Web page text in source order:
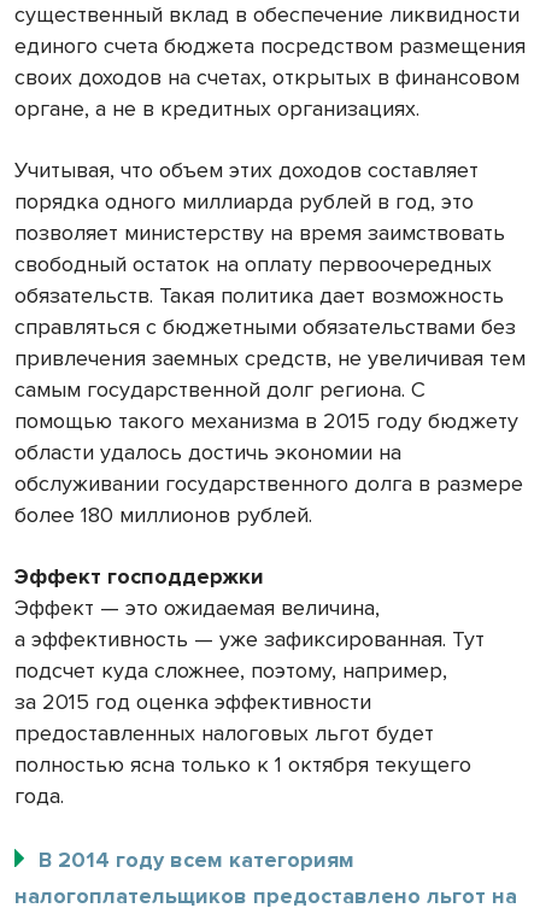
существенный вклад в обеспечение ликвидности
единого счета бюджета посредством размещения
своих доходов на счетах, открытых в финансовом
органе, а не в кредитных организациях.
Учитывая, что объем этих доходов составляет
порядка одного миллиарда рублей в год, это
позволяет министерству на время заимствовать
свободный остаток на оплату первоочередных
обязательств. Такая политика дает возможность
справляться с бюджетными обязательствами без
привлечения заемных средств, не увеличивая тем
самым государственной долг региона. С
помощью такого механизма в 2015 году бюджету
области удалось достичь экономии на
обслуживании государственного долга в размере
более 180 миллионов рублей.
Эффект господдержки
Эффект — это ожидаемая величина,
а эффективность — уже зафиксированная. Тут
подсчет куда сложнее, поэ­тому, например,
за 2015 год оценка эффек­тивности
предоставленных налоговых льгот будет
полностью ясна только к 1 октября текущего
года.
В 2014 году всем категориям
налогоплательщиков предоставлено льгот на